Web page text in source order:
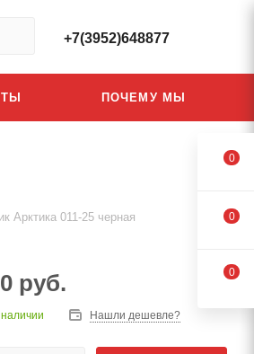
+7(3952)648877
ПОЧЕМУ МЫ
Арктика 011-25 черная
руб.
наличии Нашли дешевле?
0
0
0